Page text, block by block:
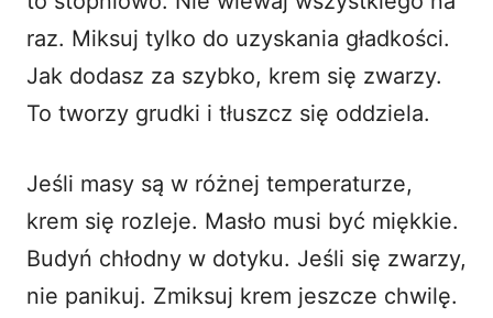
raz. Miksuj tylko do uzyskania gładkości.
Jak dodasz za szybko, krem się zwarzy.
To tworzy grudki i tłuszcz się oddziela.
Jeśli masy są w różnej temperaturze,
krem się rozleje. Masło musi być miękkie.
Budyń chłodny w dotyku. Jeśli się zwarzy,
nie panikuj. Zmiksuj krem jeszcze chwilę.